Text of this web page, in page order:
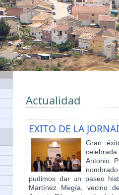
Actualidad
EXITO DE LA
Gran
Antonio
pudimos dar un paseo
Martínez Megía, vecino